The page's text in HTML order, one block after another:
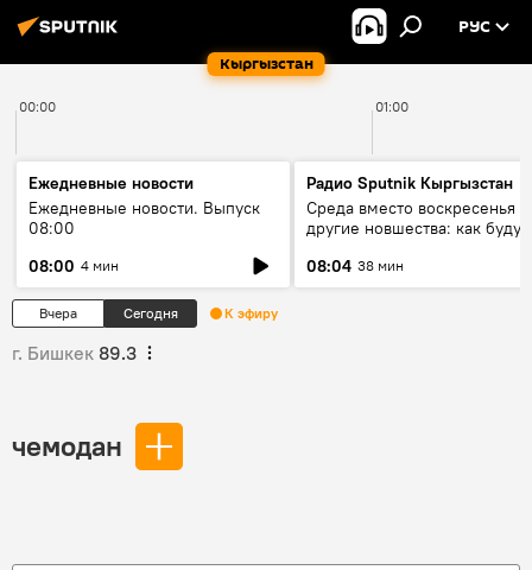
Кыргызстан
РУС
00:00 01:00
Ежедневные новости
Ежедневные новости. Выпуск
08:00
08:00 4 мин
Радио Sputnik Кыргызстан
Среда вместо воскресенья и
другие новшества: как будут
08:04 38 мин
Вчера Сегодня К эфиру
г. Бишкек 89.3
чемодан